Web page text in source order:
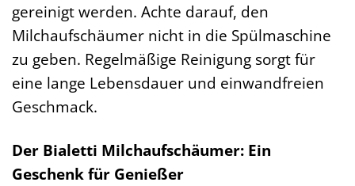
gereinigt werden. Achte darauf, den
Milchaufschäumer nicht in die Spülmaschine
zu geben. Regelmäßige Reinigung sorgt für
eine lange Lebensdauer und einwandfreien
Geschmack.
Der Bialetti Milchaufschäumer: Ein
Geschenk für Genießer